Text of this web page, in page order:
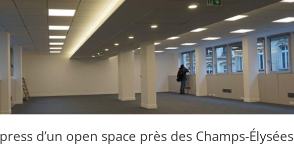
d’un open space près des Champs-Élysées